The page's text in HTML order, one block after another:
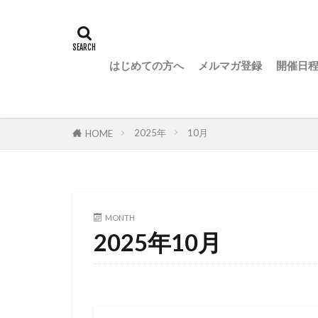
はじめての方へ メルマガ登録 開催日程
HOME 2025年 10月
MONTH
2025年10月